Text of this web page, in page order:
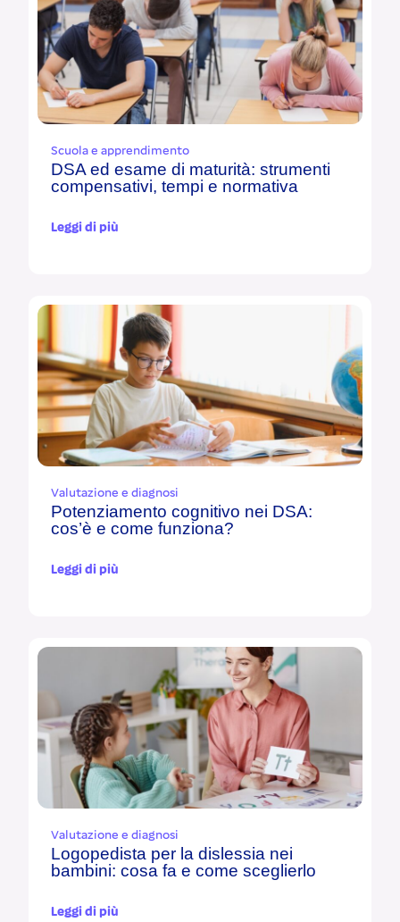
Scuola e apprendimento
DSA ed esame di maturità: strumenti
compensativi, tempi e normativa
Leggi di più
Valutazione e diagnosi
Potenziamento cognitivo nei DSA:
cos’è e come funziona?
Leggi di più
Valutazione e diagnosi
Logopedista per la dislessia nei
bambini: cosa fa e come sceglierlo
Leggi di più